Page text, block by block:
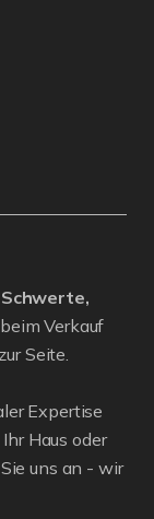
Verkauf
Seite.
Expertise
Haus oder
uns an - wir